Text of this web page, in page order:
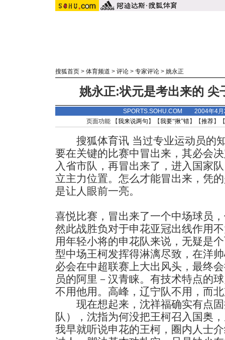
搜狐首页 > 体育频道 > 评论 > 专家评论 > 姚永正
姚永正:状元是考出来的 尖
SPORTS.SOHU.COM 2004年4
页面功能 【我来说两句 】【我要“揪”错】【推荐】
搜狐体育讯 当过专业运动员的
要在关键的比赛中冒出来，其必会
入省市队，再冒出来了，进入国家
立主力位置。怎么才能冒出来，凭
是让人眼前一亮。
喜悦比赛，冒出来了一个中场球员
然此战胜负对于申花亚冠出线作用
用年轻小将的申花队来说，无疑是
型中场王柯发挥得淋漓尽致，在洋
必会在中超联赛上大出风头，最终
员的阿里－汉青睐。有技术特点的
不用他用。高峰，辽宁队不用，而
现在想起来，沈祥福确实有点固
队），沈指为何没把王柯召入国奥
我早就听说申花的王柯，圈内人士